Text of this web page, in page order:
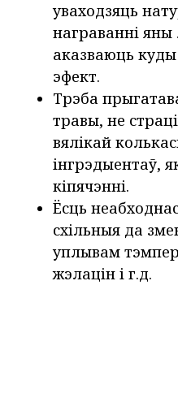
уваходзяць
награванні
аказваюць
эфект.
Трэба
травы, не
вялікай
інгрэдыентаў,
кіпячэнні.
Ёсць
схільныя да
уплывам
жэлацін і г.д.